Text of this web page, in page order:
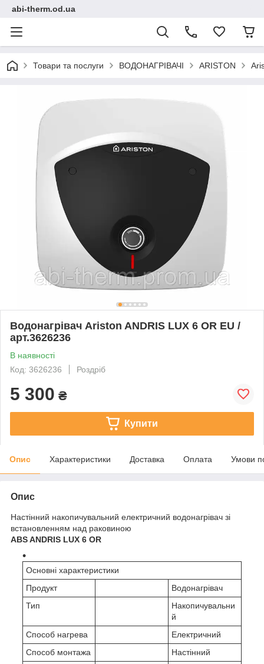
abi-therm.od.ua
Товари та послуги ВОДОНАГРІВАЧІ ARISTON
Водонагрівач Ariston ANDRIS LUX 6 OR EU /
арт.3626236
В наявності
Код: 3626236
Роздріб
5 300 ₴
Купити
Опис Характеристики Доставка Оплата Умови
Опис
Настінний накопичувальний електричний водонагрівач зі
встановленням над раковиною
ABS ANDRIS LUX 6 OR
Основні характеристики
Продукт
Водонагрівач
Тип
Накопичувальни
й
Способ нагрева
Електричний
Способ монтажа
Настінний